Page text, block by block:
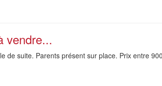
vendre...
de suite. Parents présent sur place. Prix entre